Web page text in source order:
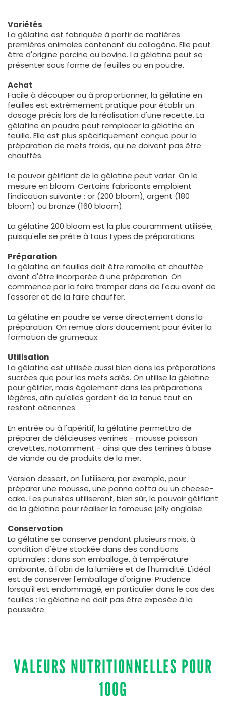
Variétés
La gélatine est fabriquée à partir de matières
premières animales contenant du collagène. Elle peut
être d'origine porcine ou bovine. La gélatine peut se
présenter sous forme de feuilles ou en poudre.
Achat
Facile à découper ou à proportionner, la gélatine en
feuilles est extrêmement pratique pour établir un
dosage précis lors de la réalisation d'une recette. La
gélatine en poudre peut remplacer la gélatine en
feuille. Elle est plus spécifiquement conçue pour la
préparation de mets froids, qui ne doivent pas être
chauffés.
Le pouvoir gélifiant de la gélatine peut varier. On le
mesure en bloom. Certains fabricants emploient
l'indication suivante : or (200 bloom), argent (180
bloom) ou bronze (160 bloom).
La gélatine 200 bloom est la plus couramment utilisée,
puisqu'elle se prête à tous types de préparations.
Préparation
La gélatine en feuilles doit être ramollie et chauffée
avant d'être incorporée à une préparation. On
commence par la faire tremper dans de l'eau avant de
l'essorer et de la faire chauffer.
La gélatine en poudre se verse directement dans la
préparation. On remue alors doucement pour éviter la
formation de grumeaux.
Utilisation
La gélatine est utilisée aussi bien dans les préparations
sucrées que pour les mets salés. On utilise la gélatine
pour gélifier, mais également dans les préparations
légères, afin qu'elles gardent de la tenue tout en
restant aériennes.
En entrée ou à l'apéritif, la gélatine permettra de
préparer de délicieuses verrines - mousse poisson
crevettes, notamment - ainsi que des terrines à base
de viande ou de produits de la mer.
Version dessert, on l'utilisera, par exemple, pour
préparer une mousse, une panna cotta ou un cheese-
cake. Les puristes utiliseront, bien sûr, le pouvoir gélifiant
de la gélatine pour réaliser la fameuse jelly anglaise.
Conservation
La gélatine se conserve pendant plusieurs mois, à
condition d'être stockée dans des conditions
optimales : dans son emballage, à température
ambiante, à l'abri de la lumière et de l'humidité. L'idéal
est de conserver l'emballage d'origine. Prudence
lorsqu'il est endommagé, en particulier dans le cas des
feuilles : la gélatine ne doit pas être exposée à la
poussière.
VALEURS NUTRITIONNELLES POUR
100G